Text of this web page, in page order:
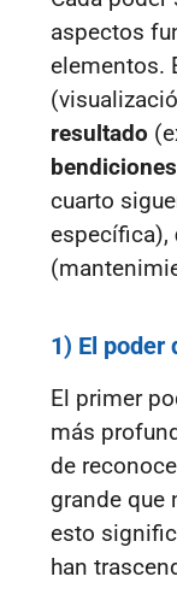
aspectos
elementos.
resultado
bendiciones
cuarto
específica),
1) El poder
El primer
más
de
grande que
esto
han